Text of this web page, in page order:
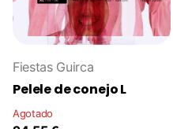
Fiestas Guirca
Pelele de conejo L
Agotado